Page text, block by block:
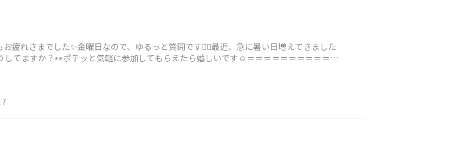
疲れさまでした✨金曜日なので、ゆるっと質問です🙋‍♀️最近、急に暑い日増えてきました
てますか？👀ポチッと気軽に参加してもらえたら嬉しいです☺️＝＝＝＝＝＝＝＝＝＝＝